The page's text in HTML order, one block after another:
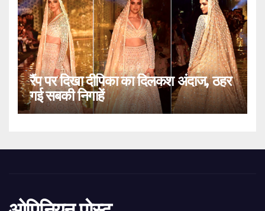
रैंप पर दिखा दीपिका का दिलकश अंदाज, ठहर
गई सबकी निगाहें